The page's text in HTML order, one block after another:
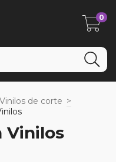
0
Vinilos de corte >
Vinilos